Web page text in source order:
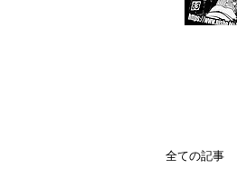
全ての記事